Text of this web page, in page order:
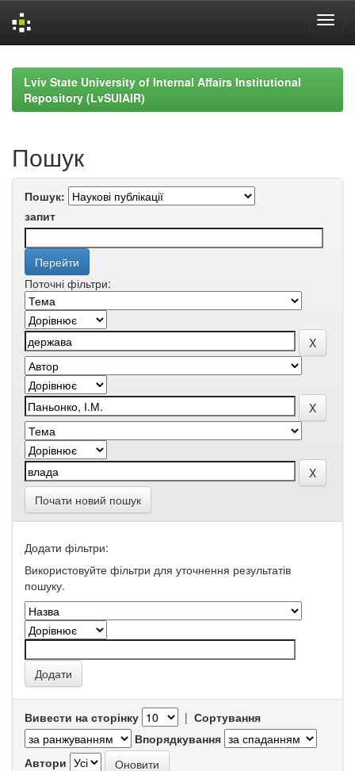
navigationLviv State University of Internal Affairs Institutional
Repository (LvSUIAIR)
Пошук
Пошук:
запит
Поточні фільтри:
Почати новий пошук
Додати фільтри:
Використовуйте фільтри для уточнення результатів
пошуку.
Вивести на сторінку | Сортування
Впорядкування
Автори